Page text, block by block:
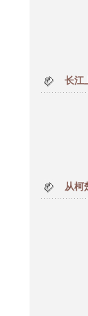
长江
从柯